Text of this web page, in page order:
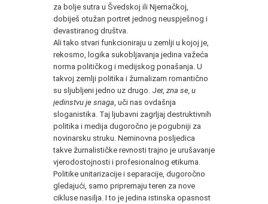
za bolje sutra u Švedskoj ili Njemačkoj,
dobiješ otužan portret jednog neuspješnog i
devastiranog društva.
Ali tako stvari funkcioniraju u zemlji u kojoj je,
rekosmo, logika sukobljavanja jedina važeća
norma političkog i medijskog ponašanja. U
takvoj zemlji politika i žurnalizam romantično
su sljubljeni jedno uz drugo. Jer, zna se, u
jedinstvu je snaga , uči nas ovdašnja
sloganistika. Taj ljubavni zagrljaj destruktivnih
politika i medija dugoročno je pogubniji za
novinarsku struku. Neminovna posljedica
takve žurnalističke revnosti trajno je urušavanje
vjerodostojnosti i profesionalnog etikuma.
Politike unitarizacije i separacije, dugoročno
gledajući, samo pripremaju teren za nove
cikluse nasilja. I to je jedina istinska opasnost